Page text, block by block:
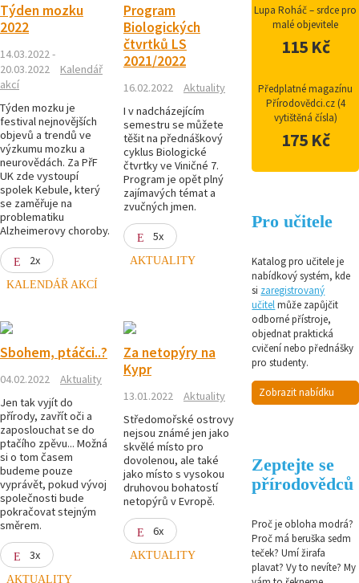
Týden mozku
2022
14.03.2022 -
20.03.2022
Kalendář
akcí
Týden mozku je
festival nejnovějších
objevů a trendů ve
výzkumu mozku a
neurovědách. Za PřF
UK zde vystoupí
spolek Kebule, který
se zaměřuje na
problematiku
Alzheimerovy choroby.
2x
KALENDÁŘ AKCÍ
Program
Biologických
čtvrtků LS
2021/2022
16.02.2022
Aktuality
I v nadcházejícím
semestru se můžete
těšit na přednáškový
cyklus Biologické
čtvrtky ve Viničné 7.
Program je opět plný
zajímavých témat a
zvučných jmen.
5x
AKTUALITY
Sbohem, ptáčci..?
04.02.2022
Aktuality
Jen tak vyjít do
přírody, zavřít oči a
zaposlouchat se do
ptačího zpěvu... Možná
si o tom časem
budeme pouze
vyprávět, pokud vývoj
společnosti bude
pokračovat stejným
směrem.
3x
AKTUALITY
Za netopýry na
Kypr
13.01.2022
Aktuality
Středomořské ostrovy
nejsou známé jen jako
skvělé místo pro
dovolenou, ale také
jako místo s vysokou
druhovou bohatostí
netopýrů v Evropě.
6x
AKTUALITY
Lupa Roháč – srdce pro
malé objevitele
115 Kč
Předplatné magazínu
Přírodovědci.cz (4
vytištěná čísla)
175 Kč
Pro učitele
Katalog pro učitele je
nabídkový systém, kde
si zaregistrovaný
učitelmůže zapůjčit
odborné přístroje,
objednat praktická
cvičení nebo přednášky
pro studenty.
Zobrazit nabídku
Zeptejte se
přírodovědců
Proč je obloha modrá?
Proč má beruška sedm
teček? Umí žirafa
plavat? Vy to nevíte? My